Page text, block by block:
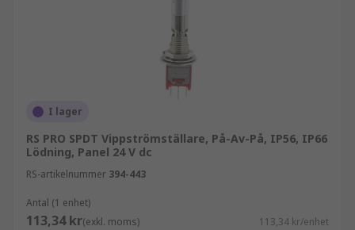
I lager
RS PRO SPDT Vippströmställare, På-Av-På, IP56, IP66
Lödning, Panel 24 V dc
RS-artikelnummer 394-443
Antal (1 enhet)
113,34 kr(exkl. moms) 113,34 kr/enhet